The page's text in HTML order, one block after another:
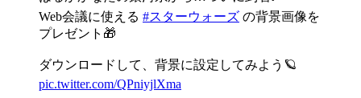
Web会議に使える #スターウォーズ の背景画像を
プレゼント🎁
ダウンロードして、背景に設定してみよう🪐
pic.twitter.com/QPniyjlXma